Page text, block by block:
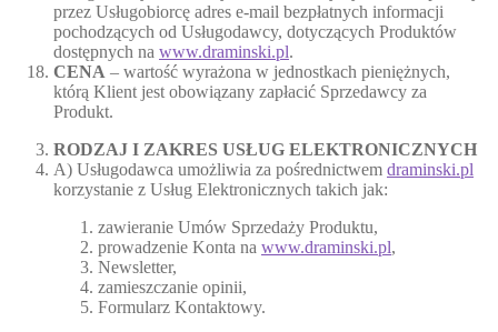
przez Usługobiorcę adres e-mail bezpłatnych informacji
pochodzących od Usługodawcy, dotyczących Produktów
dostępnych na www.draminski.pl.
CENA – wartość wyrażona w jednostkach pieniężnych,
którą Klient jest obowiązany zapłacić Sprzedawcy za
Produkt.
RODZAJ I ZAKRES USŁUG ELEKTRONICZNYCH
A) Usługodawca umożliwia za pośrednictwem draminski.pl
korzystanie z Usług Elektronicznych takich jak:
zawieranie Umów Sprzedaży Produktu,
prowadzenie Konta na www.draminski.pl,
Newsletter,
zamieszczanie opinii,
Formularz Kontaktowy.